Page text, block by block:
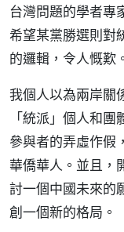
台灣問題的學者專
希望某黨勝選則對
的邏輯，令人慨歎。
我個人以為兩岸關
「統派」個人和
參與者的弄虛作假
華僑華人。並且，
討一個中國未來的
創一個新的格局。